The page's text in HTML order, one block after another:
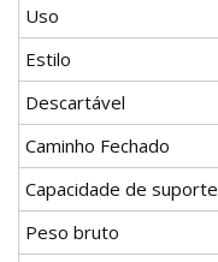
Uso
Estilo
Descartável
Caminho Fechado
Capacidade de suporte
Peso bruto